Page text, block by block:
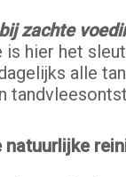
zachte
is hier het
alle
natuurlijke